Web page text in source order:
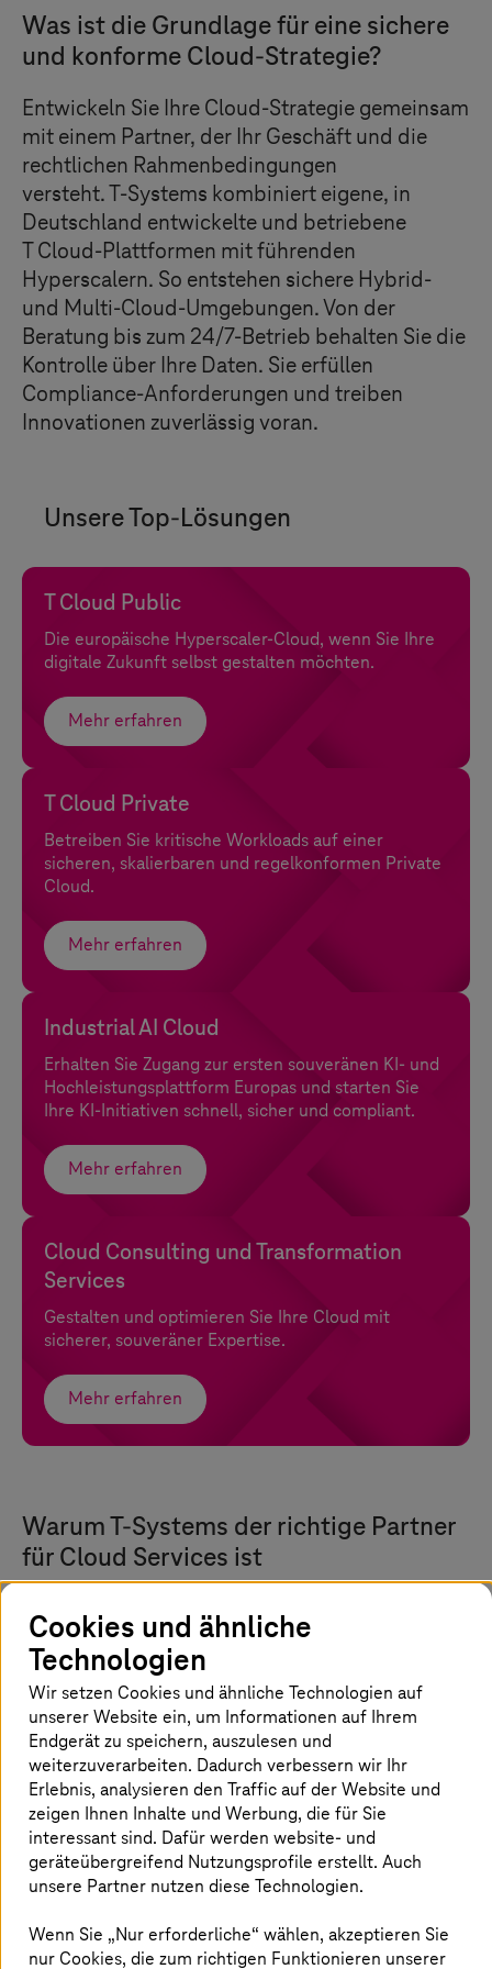
Was ist die Grundlage für eine sichere
und konforme Cloud-Strategie?
Entwickeln Sie Ihre Cloud-Strategie gemeinsam
mit einem Partner, der Ihr Geschäft und die
rechtlichen Rahmenbedingungen
versteht.T-Systems kombiniert eigene, in
Deutschland entwickelte und betriebene
T Cloud-Plattformen mit führenden
Hyperscalern. So entstehen sichere Hybrid-
und Multi-Cloud-Umgebungen. Von der
Beratung bis zum 24/7-Betrieb behalten Sie die
Kontrolle über Ihre Daten. Sie erfüllen
Compliance-Anforderungen und treiben
Innovationen zuverlässig voran.
Unsere Top-Lösungen
T Cloud Public
Die europäische Hyperscaler-Cloud, wenn Sie Ihre
digitale Zukunft selbst gestalten möchten.
Mehr erfahren
T Cloud Private
Betreiben Sie kritische Workloads auf einer
sicheren, skalierbaren und regelkonformen Private
Cloud.
Mehr erfahren
Industrial AI Cloud
Erhalten Sie Zugang zur ersten souveränen KI- und
Hochleistungsplattform Europas und starten Sie
Ihre KI-Initiativen schnell, sicher und compliant.
Mehr erfahren
Cloud Consulting und Transformation
Services
Gestalten und optimieren Sie Ihre Cloud mit
sicherer, souveräner Expertise.
Mehr erfahren
WarumT-Systems der richtige Partner
für Cloud Services ist
Ausgelegt auf Souveränität und
Compliance
Betreiben Sie Workloads auf Plattformen, die in
Deutschland entwickelt und in zertifizierten
europäischen Rechenzentren gehostet werden.
Behalten Sie die Kontrolle über Ihre Daten und
erfüllen Sie die gesetzlichen Vorschriften.
Cookies und ähnliche
Technologien
Wir setzen Cookies und ähnliche Technologien auf
unserer Website ein, um Informationen auf Ihrem
Endgerät zu speichern, auszulesen und
weiterzuverarbeiten. Dadurch verbessern wir Ihr
Erlebnis, analysieren den Traffic auf der Website und
zeigen Ihnen Inhalte und Werbung, die für Sie
interessant sind. Dafür werden website- und
geräteübergreifend Nutzungsprofile erstellt. Auch
unsere Partner nutzen diese Technologien.
Wenn Sie „Nur erforderliche“ wählen, akzeptieren Sie
nur Cookies, die zum richtigen Funktionieren unserer